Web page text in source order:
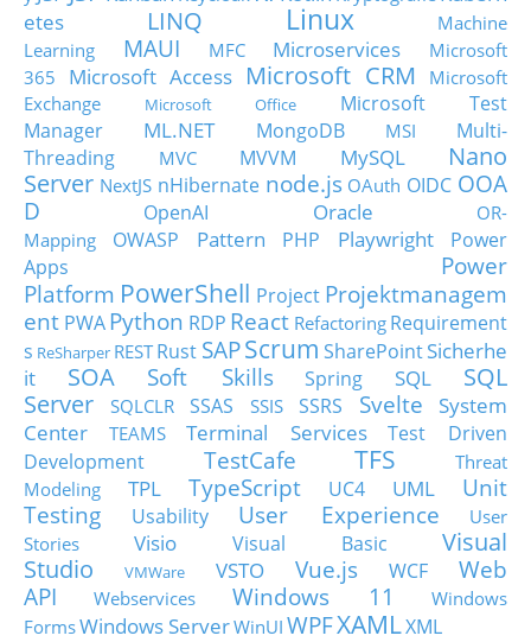
etes
LINQ Linux
Machine
Learning
MAUI MFC Microservices
Microsoft
365
Microsoft Access Microsoft CRM
Microsoft
Exchange
Microsoft Office
Microsoft Test
Manager
ML.NET MongoDB MSI
Multi-
Threading
MVC MVVM MySQL
Nano
Server NextJS nHibernate node.js OAuth OIDC OOA
D
OpenAI Oracle
OR-
Mapping
OWASP Pattern PHP Playwright
Power
Apps
Power
Platform PowerShell Project Projektmanagem
ent PWA Python RDP React Refactoring Requirement
s ReSharper RESTRust SAPScrum SharePointSicherhe
it
SOA Soft Skills Spring SQL
SQL
Server
SQLCLR SSAS SSIS SSRS Svelte
System
Center
TEAMS Terminal Services
Test Driven
Development
TestCafe TFS
Threat
Modeling
TPL TypeScript UC4 UML
Unit
Testing
Usability User Experience
User
Stories
Visio Visual Basic
Visual
Studio
VMWare VSTO Vue.js WCF
Web
API
Webservices Windows 11
Windows
FormsWindows ServerWinUI WPFXAMLXML